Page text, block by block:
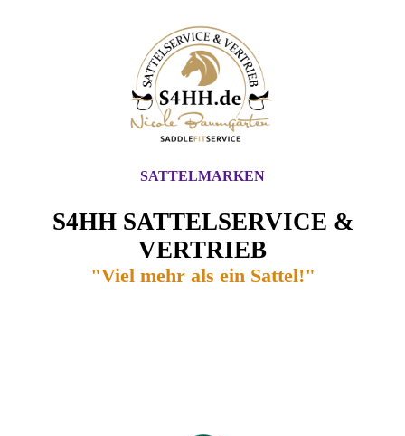
S4HH SATTELSERVICE &
VERTRIEB
"Viel mehr als ein Sattel!"
SATTELMARKEN